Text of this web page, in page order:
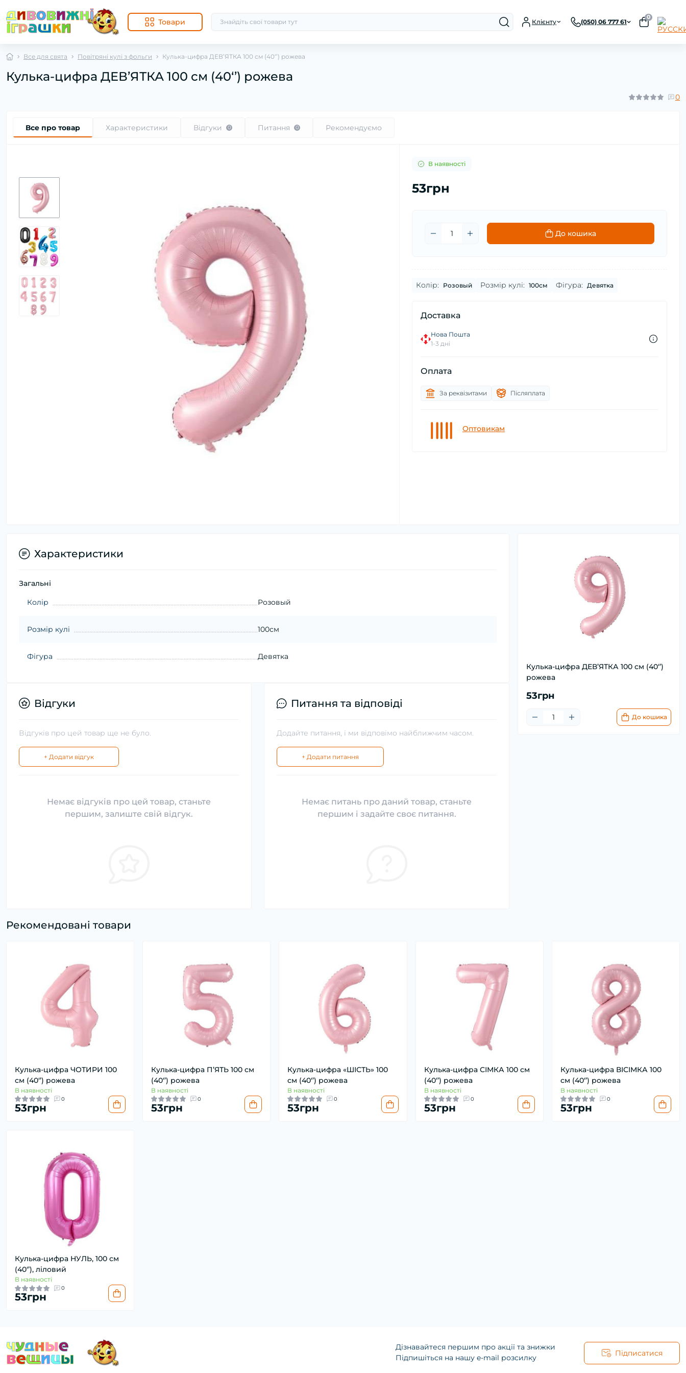
Товари Клієнту (050) 06 777 61
0
Все для свята Повітряні кулі з фольги Кулька-цифра ДЕВ’ЯТКА 100 см (40‘’) рожева
Кулька-цифра ДЕВ’ЯТКА 100 см (40‘’) рожева
0
Все про товар Характеристики Відгуки 0 Питання 0 Рекомендуємо
В наявності
53грн
До кошика
Колір: Розовый Розмір кулі: 100см Фігура: Девятка
Доставка
Нова Пошта
1-3 дні
Оплата
За реквізитами Післяплата
Оптовикам
Кулька-цифра ДЕВ’ЯТКА 100 см (40‘’)
рожева
53грн
До кошика
Характеристики
Загальні
Колір Розовый
Розмір кулі 100см
Фігура Девятка
Відгуки
Відгуків про цей товар ще не було.
+ Додати відгук
Немає відгуків про цей товар, станьте
першим, залиште свій відгук.
Питання та відповіді
Додайте питання, і ми відповімо найближчим часом.
+ Додати питання
Немає питань про даний товар, станьте
першим і задайте своє питання.
Рекомендовані товари
Кулька-цифра ЧОТИРИ 100
см (40‘’) рожева
В наявності
0
53грн
Кулька-цифра П’ЯТЬ 100 см
(40‘’) рожева
В наявності
0
53грн
Кулька-цифра «ШІСТЬ» 100
см (40‘’) рожева
В наявності
0
53грн
Кулька-цифра СІМКА 100 см
(40‘’) рожева
В наявності
0
53грн
Кулька-цифра ВІСІМКА 100
см (40‘’) рожева
В наявності
0
53грн
Кулька-цифра НУЛЬ, 100 см
(40‘’), ліловий
В наявності
0
53грн
Дізнавайтеся першим про акції та знижки
Підпишіться на нашу e-mail розсилку
Підписатися